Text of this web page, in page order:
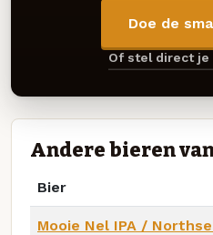
Doe de
Of stel direct je
Andere bieren
Bier
Mooie Nel IPA /